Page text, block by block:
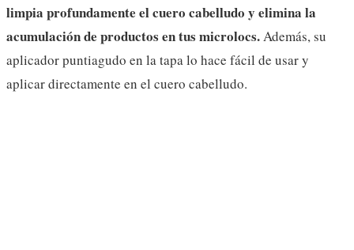
limpia profundamente el cuero cabelludo y elimina la
acumulación de productos en tus microlocs.Además, su
aplicador puntiagudo en la tapa lo hace fácil de usar y
aplicar directamente en el cuero cabelludo.